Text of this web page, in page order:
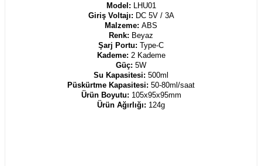
Model: LHU01
Giriş Voltajı: DC 5V / 3A
Malzeme: ABS
Renk: Beyaz
Şarj Portu: Type-C
Kademe: 2 Kademe
Güç: 5W
Su Kapasitesi: 500ml
Püskürtme Kapasitesi: 50-80ml/saat
Ürün Boyutu: 105x95x95mm
Ürün Ağırlığı: 124g